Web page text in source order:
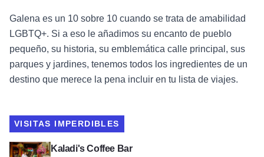
Galena es un 10 sobre 10 cuando se trata de amabilidad
LGBTQ+. Si a eso le añadimos su encanto de pueblo
pequeño, su historia, su emblemática calle principal, sus
parques y jardines, tenemos todos los ingredientes de un
destino que merece la pena incluir en tu lista de viajes.
VISITAS IMPERDIBLES
Kaladi's Coffee Bar
Ver Kaladi's Coffee Bar